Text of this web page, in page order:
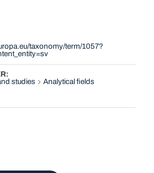
taxonomy/term/1057?
studies
Analytical fields